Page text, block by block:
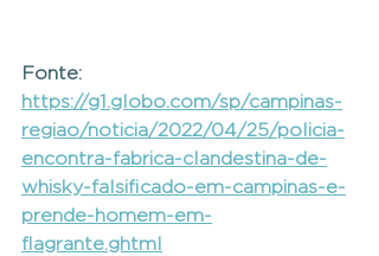
Fonte:
https://g1.globo.com/sp/campinas-
regiao/noticia/2022/04/25/policia-
encontra-fabrica-clandestina-de-
whisky-falsificado-em-campinas-e-
prende-homem-em-
flagrante.ghtml